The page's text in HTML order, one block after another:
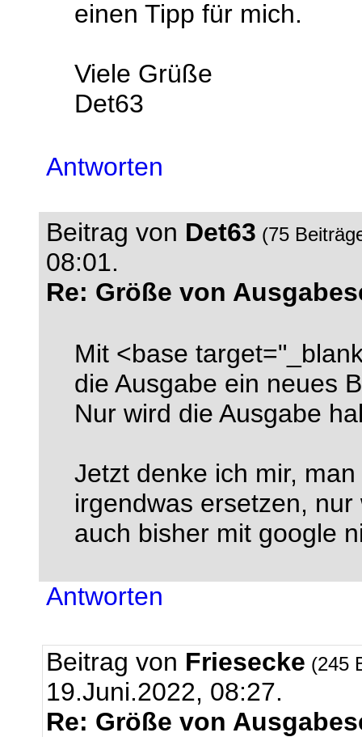
einen Tipp für mich.
Viele Grüße
Det63
Antworten
Beitrag von Det63 (75
08:01.
Re: Größe von
Mit <base
die Ausgabe ein neues
Nur wird die Ausgabe
Jetzt denke ich mir,
irgendwas ersetzen,
auch bisher mit google
Antworten
Beitrag von Friesecke (245
19.Juni.2022, 08:27.
Re: Größe von